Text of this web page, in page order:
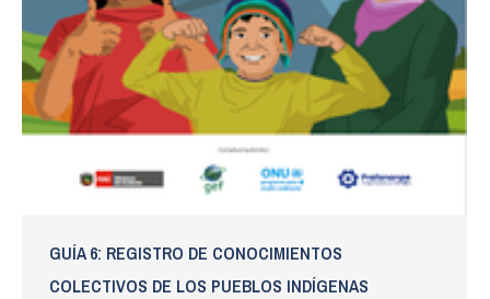
GUÍA 6: REGISTRO DE CONOCIMIENTOS
COLECTIVOS DE LOS PUEBLOS INDÍGENAS